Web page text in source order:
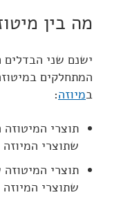
מה בין
ישנם שני הבדלים
המתחלקים
במיוזה:
תוצרי
שתוצרי
תוצרי
שתוצרי